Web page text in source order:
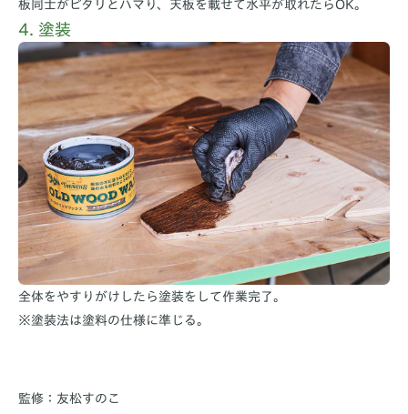
板同士がピタリとハマり、天板を載せて水平が取れたらOK。
4. 塗装
全体をやすりがけしたら塗装をして作業完了。
※塗装法は塗料の仕様に準じる。
監修：友松すのこ